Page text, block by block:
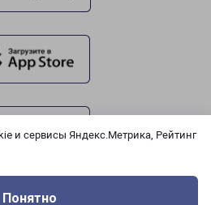
и сервисы Яндекс.Метрика, Рейтинг
Понятно